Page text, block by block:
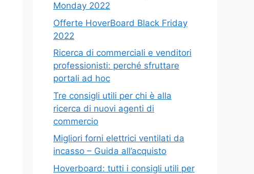
Monday 2022
Offerte HoverBoard Black Friday
2022
Ricerca di commerciali e venditori
professionisti: perché sfruttare
portali ad hoc
Tre consigli utili per chi è alla
ricerca di nuovi agenti di
commercio
Migliori forni elettrici ventilati da
incasso – Guida all’acquisto
Hoverboard: tutti i consigli utili per